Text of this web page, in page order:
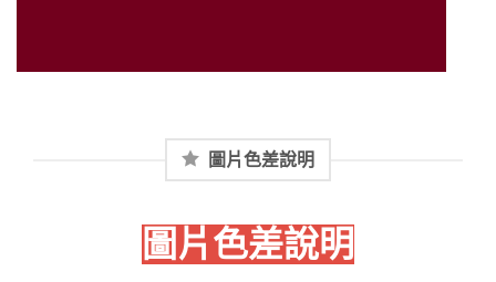
圖片色差說明
圖片色差說明